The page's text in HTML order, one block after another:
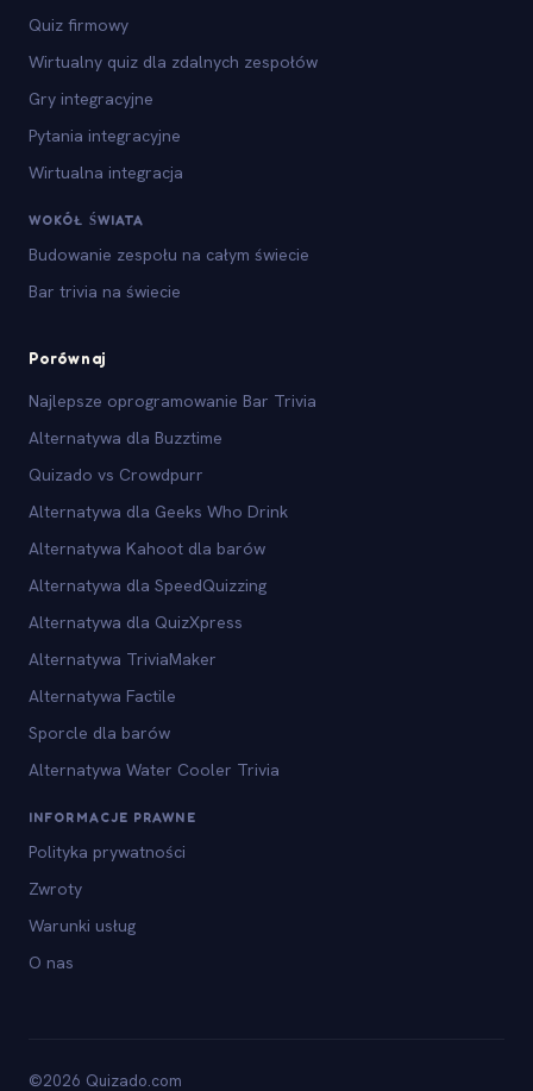
Quiz firmowy
Wirtualny quiz dla zdalnych zespołów
Gry integracyjne
Pytania integracyjne
Wirtualna integracja
WOKÓŁ ŚWIATA
Budowanie zespołu na całym świecie
Bar trivia na świecie
Porównaj
Najlepsze oprogramowanie Bar Trivia
Alternatywa dla Buzztime
Quizado vs Crowdpurr
Alternatywa dla Geeks Who Drink
Alternatywa Kahoot dla barów
Alternatywa dla SpeedQuizzing
Alternatywa dla QuizXpress
Alternatywa TriviaMaker
Alternatywa Factile
Sporcle dla barów
Alternatywa Water Cooler Trivia
INFORMACJE PRAWNE
Polityka prywatności
Zwroty
Warunki usług
O nas
©2026 Quizado.com